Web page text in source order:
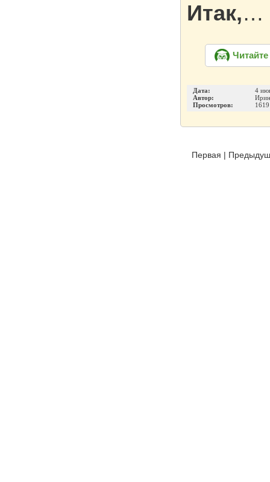
Итак,…
Дата:
4
Автор:
Просмотров:
1619
Первая |